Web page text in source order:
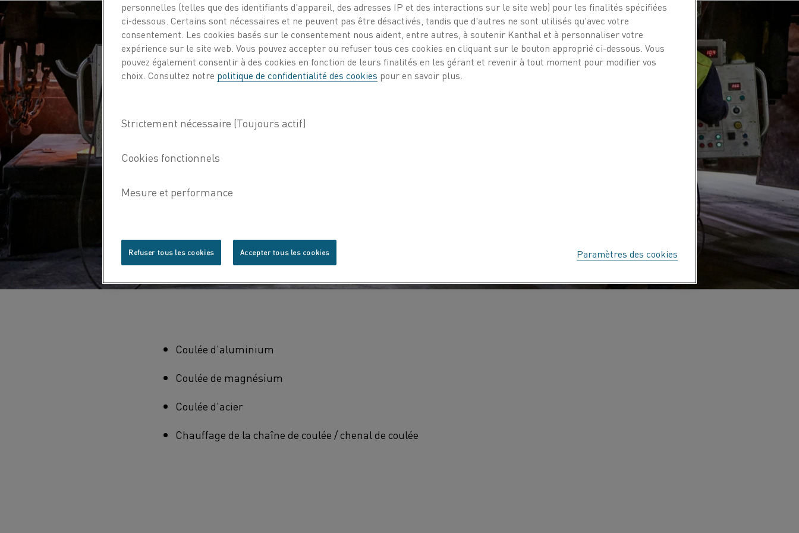
Coulée d'aluminium
Coulée de magnésium
Coulée d'acier
Chauffage de la chaîne de coulée / chenal de coulée
personnelles (telles que des identifiants d'appareil, des adresses IP et des interactions sur le site web) pour les finalités spécifiées
ci-dessous. Certains sont nécessaires et ne peuvent pas être désactivés, tandis que d'autres ne sont utilisés qu'avec votre
consentement. Les cookies basés sur le consentement nous aident, entre autres, à soutenir Kanthal et à personnaliser votre
expérience sur le site web. Vous pouvez accepter ou refuser tous ces cookies en cliquant sur le bouton approprié ci-dessous. Vous
pouvez également consentir à des cookies en fonction de leurs finalités en les gérant et revenir à tout moment pour modifier vos
choix. Consultez notre politique de confidentialité des cookies pour en savoir plus.
Paramètres des cookies
Refuser tous les cookies Accepter tous les cookies